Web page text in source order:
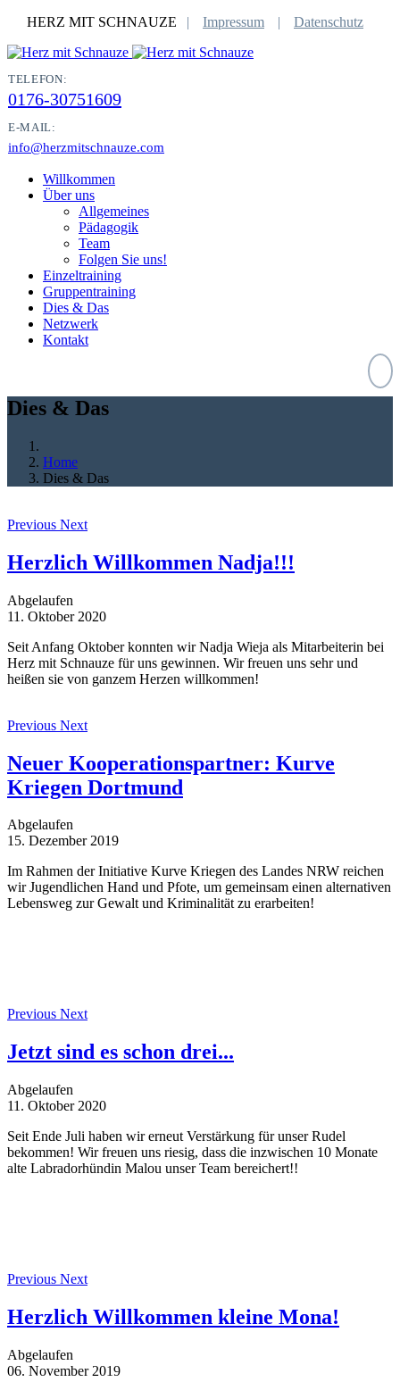
HERZ MIT SCHNAUZE Impressum Datenschutz
TELEFON:
0176-30751609
E-MAIL:
info@herzmitschnauze.com
Willkommen
Über uns
Allgemeines
Pädagogik
Team
Folgen Sie uns!
Einzeltraining
Gruppentraining
Dies & Das
Netzwerk
Kontakt
Dies & Das
Home
Dies & Das
Previous Next
Herzlich Willkommen Nadja!!!
Abgelaufen
11. Oktober 2020
Seit Anfang Oktober konnten wir Nadja Wieja als Mitarbeiterin bei
Herz mit Schnauze für uns gewinnen. Wir freuen uns sehr und
heißen sie von ganzem Herzen willkommen!
Previous Next
Neuer Kooperationspartner: Kurve
Kriegen Dortmund
Abgelaufen
15. Dezember 2019
Im Rahmen der Initiative Kurve Kriegen des Landes NRW reichen
wir Jugendlichen Hand und Pfote, um gemeinsam einen alternativen
Lebensweg zur Gewalt und Kriminalität zu erarbeiten!
Previous Next
Jetzt sind es schon drei...
Abgelaufen
11. Oktober 2020
Seit Ende Juli haben wir erneut Verstärkung für unser Rudel
bekommen! Wir freuen uns riesig, dass die inzwischen 10 Monate
alte Labradorhündin Malou unser Team bereichert!!
Previous Next
Herzlich Willkommen kleine Mona!
Abgelaufen
06. November 2019